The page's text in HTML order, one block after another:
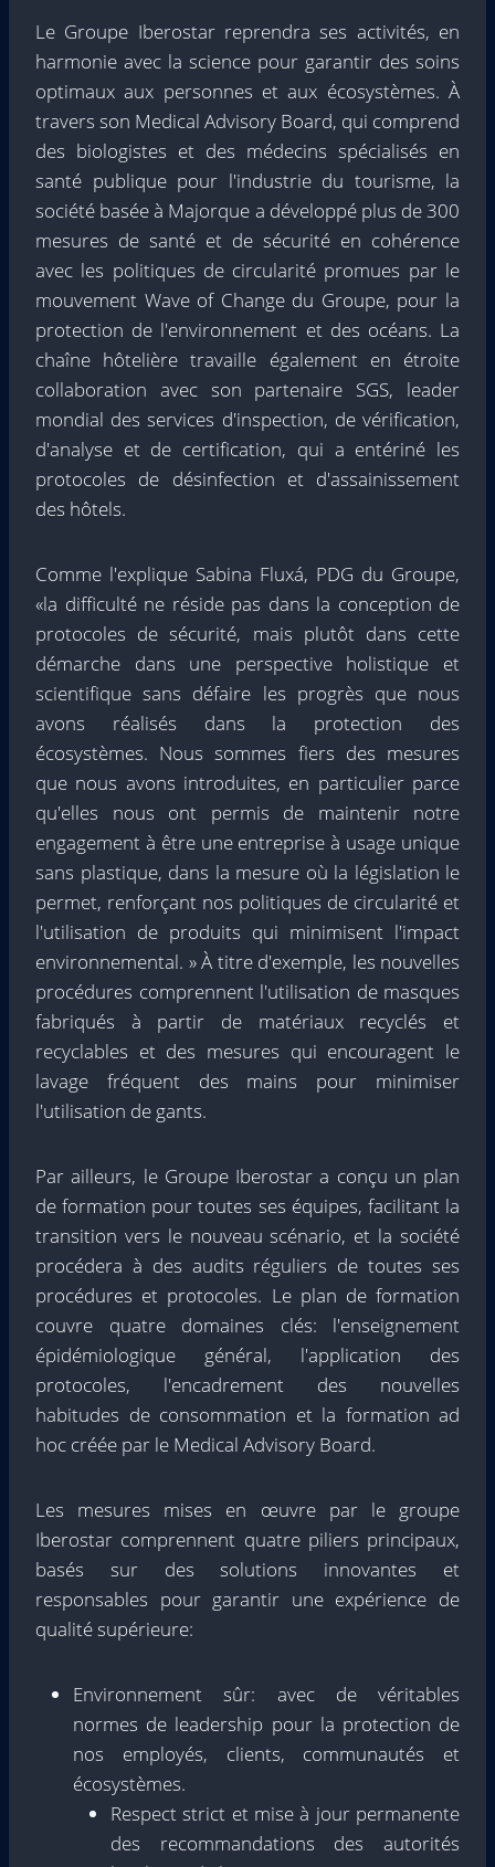
Le Groupe Iberostar reprendra ses activités, en
harmonie avec la science pour garantir des soins
optimaux aux personnes et aux écosystèmes. À
travers son Medical Advisory Board, qui comprend
des biologistes et des médecins spécialisés en
santé publique pour l'industrie du tourisme, la
société basée à Majorque a développé plus de 300
mesures de santé et de sécurité en cohérence
avec les politiques de circularité promues par le
mouvement Wave of Change du Groupe, pour la
protection de l'environnement et des océans. La
chaîne hôtelière travaille également en étroite
collaboration avec son partenaire SGS, leader
mondial des services d'inspection, de vérification,
d'analyse et de certification, qui a entériné les
protocoles de désinfection et d'assainissement
des hôtels.
Comme l'explique Sabina Fluxá, PDG du Groupe,
«la difficulté ne réside pas dans la conception de
protocoles de sécurité, mais plutôt dans cette
démarche dans une perspective holistique et
scientifique sans défaire les progrès que nous
avons réalisés dans la protection des
écosystèmes. Nous sommes fiers des mesures
que nous avons introduites, en particulier parce
qu'elles nous ont permis de maintenir notre
engagement à être une entreprise à usage unique
sans plastique, dans la mesure où la législation le
permet, renforçant nos politiques de circularité et
l'utilisation de produits qui minimisent l'impact
environnemental. » À titre d'exemple, les nouvelles
procédures comprennent l'utilisation de masques
fabriqués à partir de matériaux recyclés et
recyclables et des mesures qui encouragent le
lavage fréquent des mains pour minimiser
l'utilisation de gants.
Par ailleurs, le Groupe Iberostar a conçu un plan
de formation pour toutes ses équipes, facilitant la
transition vers le nouveau scénario, et la société
procédera à des audits réguliers de toutes ses
procédures et protocoles. Le plan de formation
couvre quatre domaines clés: l'enseignement
épidémiologique général, l'application des
protocoles, l'encadrement des nouvelles
habitudes de consommation et la formation ad
hoc créée par le Medical Advisory Board.
Les mesures mises en œuvre par le groupe
Iberostar comprennent quatre piliers principaux,
basés sur des solutions innovantes et
responsables pour garantir une expérience de
qualité supérieure:
Environnement sûr: avec de véritables
normes de leadership pour la protection de
nos employés, clients, communautés et
écosystèmes.
Respect strict et mise à jour permanente
des recommandations des autorités